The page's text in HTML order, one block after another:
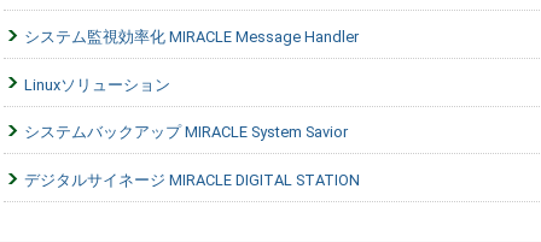
システム監視効率化 MIRACLE Message Handler
Linuxソリューション
システムバックアップ MIRACLE System Savior
デジタルサイネージ MIRACLE DIGITAL STATION